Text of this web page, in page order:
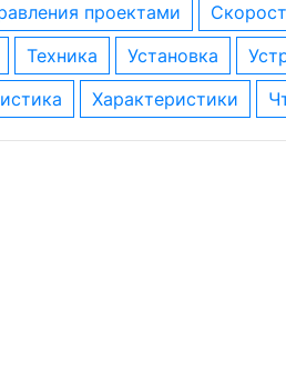
проектами
техника установка
характеристики